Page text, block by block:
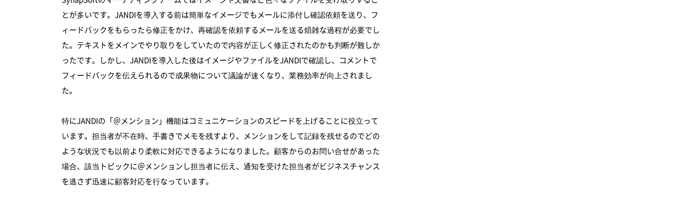
とが多いです。JANDIを導入する前は簡単なイメージでもメールに添付し確認依頼を送り、フ
ィードバックをもらったら修正をかけ、再確認を依頼するメールを送る煩雑な過程が必要でし
た。テキストをメインでやり取りをしていたので内容が正しく修正されたのかも判断が難しか
ったです。しかし、JANDIを導入した後はイメージやファイルをJANDIで確認し、コメントで
フィードバックを伝えられるので成果物について議論が速くなり、業務効率が向上されまし
た。
特にJANDIの「＠メンション」機能はコミュニケーションのスピードを上げることに役立って
います。担当者が不在時、手書きでメモを残すより、メンションをして記録を残せるのでどの
ような状況でも以前より柔軟に対応できるようになりました。顧客からのお問い合せがあった
場合、該当トピックに＠メンションし担当者に伝え、通知を受けた担当者がビジネスチャンス
を逃さず迅速に顧客対応を行なっています。